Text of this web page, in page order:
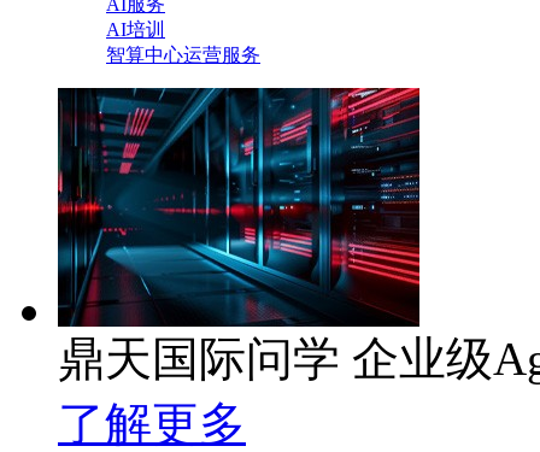
AI服务
AI培训
智算中心运营服务
鼎天国际问学 企业级
了解更多